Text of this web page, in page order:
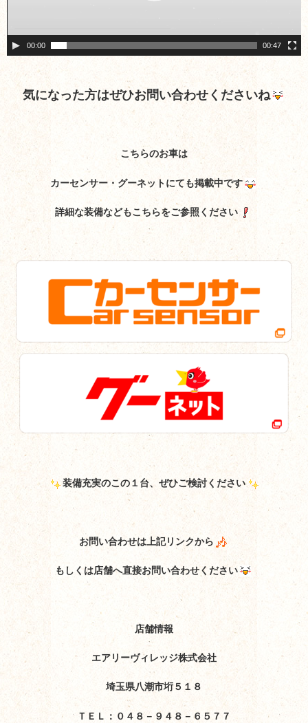
00:00 00:47
気になった方はぜひお問い合わせくださいね
こちらのお車は
カーセンサー・グーネットにても掲載中です
詳細な装備などもこちらをご参照ください
装備充実のこの１台、ぜひご検討ください
お問い合わせは上記リンクから
もしくは店舗へ直接お問い合わせください
店舗情報
エアリーヴィレッジ株式会社
埼玉県八潮市垳５１８
ＴＥＬ：０４８－９４８－６５７７